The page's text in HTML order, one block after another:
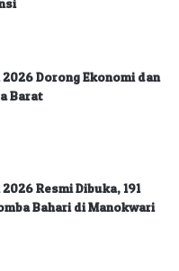
Dorong Ekonomi dan
Barat
Resmi Dibuka, 191
Bahari di Manokwari